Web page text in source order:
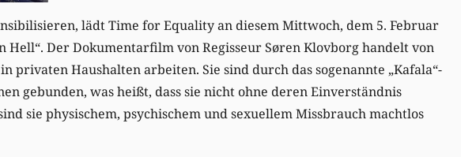
lädt Time for Equality an diesem Mittwoch, dem 5. Februar
Hell“. Der Dokumentarfilm von Regisseur Søren Klovborg handelt von
privaten Haushalten arbeiten. Sie sind durch das sogenannte „Kafala“-
gebunden, was heißt, dass sie nicht ohne deren Einverständnis
sie physischem, psychischem und sexuellem Missbrauch machtlos